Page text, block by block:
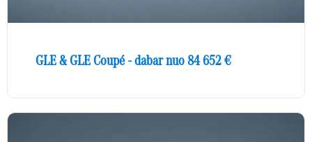
GLE & GLE Coupé - dabar nuo 84 652 €